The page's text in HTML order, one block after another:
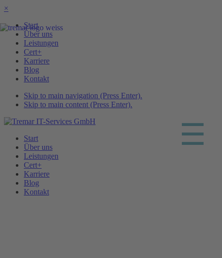
×
Start
Über uns
Leistungen
Cert+
Karriere
Blog
Kontakt
Skip to main navigation (Press Enter).
Skip to main content (Press Enter).
☰
Start
Über uns
Leistungen
Cert+
Karriere
Blog
Kontakt